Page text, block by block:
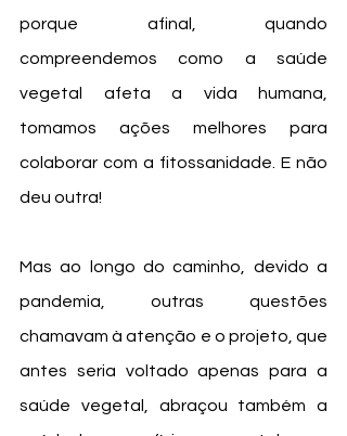
porque afinal, quando
compreendemos como a saúde
vegetal afeta a vida humana,
tomamos ações melhores para
colaborar com a fitossanidade. E não
deu outra!
Mas ao longo do caminho, devido a
pandemia, outras questões
chamavam à atenção e o projeto, que
antes seria voltado apenas para a
saúde vegetal, abraçou também a